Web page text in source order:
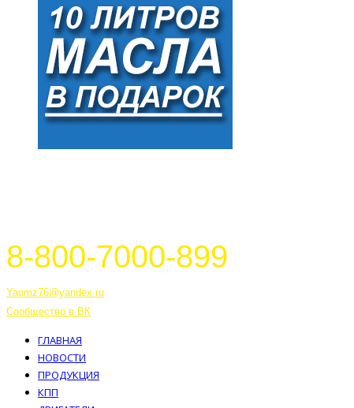
8-800-7000-899
Yaomz76@yandex.ru
Сообщество в ВК
ГЛАВНАЯ
НОВОСТИ
ПРОДУКЦИЯ
КПП